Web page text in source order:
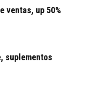
ventas, up 50%
suplementos